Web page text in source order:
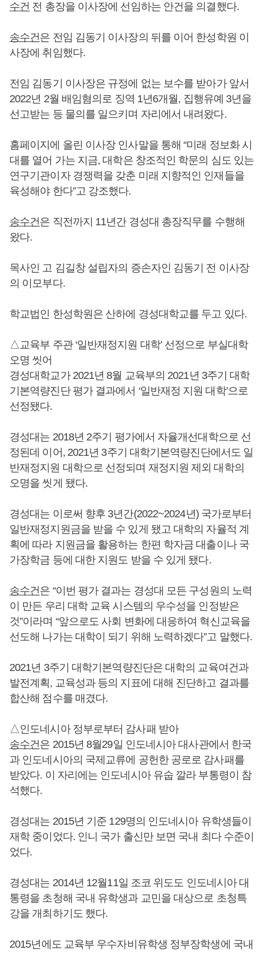
수건 전 총장을 이사장에 선임하는 안건을 의결했다.
송수건은 전임 김동기 이사장의 뒤를 이어 한성학원 이
사장에 취임했다.
전임 김동기 이사장은 규정에 없는 보수를 받아가 앞서
2022년 2월 배임혐의로 징역 1년6개월, 집행유예 3년을
선고받는 등 물의를 일으키며 자리에서 내려왔다.
홈페이지에 올린 이사장 인사말을 통해 “미래 정보화 시
대를 열어 가는 지금, 대학은 창조적인 학문의 심도 있는
연구기관이자 경쟁력을 갖춘 미래 지향적인 인재들을
육성해야 한다”고 강조했다.
송수건은 직전까지 11년간 경성대 총장직무를 수행해
왔다.
목사인 고 김길창 설립자의 증손자인 김동기 전 이사장
의 이모부다.
학교법인 한성학원은 산하에 경성대학교를 두고 있다.
△교육부 주관 ‘일반재정지원 대학’ 선정으로 부실대학
오명 씻어
경성대학교가 2021년 8월 교육부의 2021년 3주기 대학
기본역량진단 평가 결과에서 ‘일반재정 지원 대학’으로
선정됐다.
경성대는 2018년 2주기 평가에서 자율개선대학으로 선
정된데 이어, 2021년 3주기 대학기본역량진단에서도 일
반재정지원 대학으로 선정되며 재정지원 제외 대학의
오명을 씻게 됐다.
경성대는 이로써 향후 3년간(2022~2024년) 국가로부터
일반재정지원금을 받을 수 있게 됐고 대학의 자율적 계
획에 따라 지원금을 활용하는 한편 학자금 대출이나 국
가장학금 등에 대한 지원도 받을 수 있게 됐다.
송수건은 “이번 평가 결과는 경성대 모든 구성원의 노력
이 만든 우리 대학 교육 시스템의 우수성을 인정받은
것”이라며 “앞으로도 사회 변화에 대응하여 혁신교육을
선도해 나가는 대학이 되기 위해 노력하겠다”고 말했다.
2021년 3주기 대학기본역량진단은 대학의 교육여건과
발전계획, 교육성과 등의 지표에 대해 진단하고 결과를
합산해 점수를 매겼다.
△인도네시아 정부로부터 감사패 받아
송수건은 2015년 8월29일 인도네시아 대사관에서 한국
과 인도네시아의 국제교류에 공헌한 공로로 감사패를
받았다. 이 자리에는 인도네시아 유숩 깔라 부통령이 참
석했다.
경성대는 2015년 기준 129명의 인도네시아 유학생들이
재학 중이었다. 인니 국가 출신만 보면 국내 최다 수준이
었다.
경성대는 2014년 12월11일 조코 위도도 인도네시아 대
통령을 초청해 국내 유학생과 교민을 대상으로 초청특
강을 개최하기도 했다.
2015년에도 교육부 우수자비유학생 정부장학생에 국내